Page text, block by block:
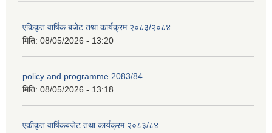
एकिकृत वार्षिक बजेट तथा कार्यक्रम २०८३/२०८४
मिति: 08/05/2026 - 13:20
policy and programme 2083/84
मिति: 08/05/2026 - 13:18
एकीकृत वार्षिकबजेट तथा कार्यक्रम २०८३/८४